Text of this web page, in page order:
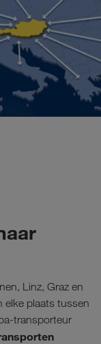
Linz, Graz en
elke plaats tussen
transporteur